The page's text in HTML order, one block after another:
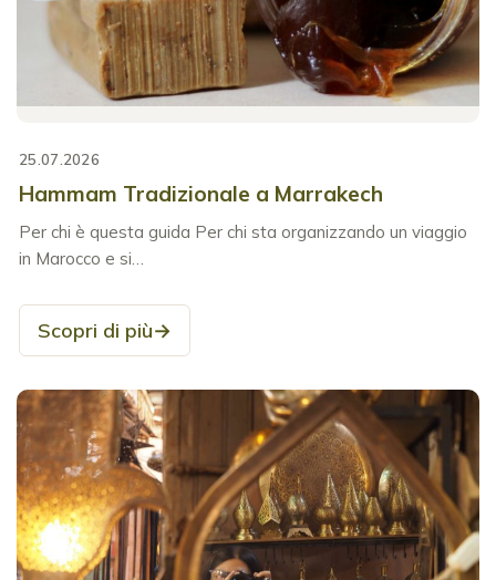
25.07.2026
Hammam Tradizionale a Marrakech
Per chi è questa guida Per chi sta organizzando un viaggio
in Marocco e si…
Scopri di più→